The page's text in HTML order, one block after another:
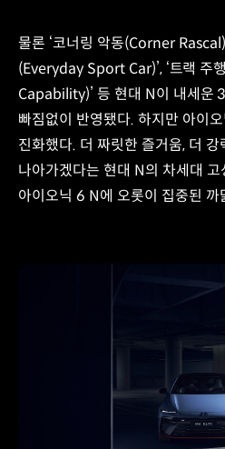
물론 ‘코너링 악동(Corner
(Everyday Sport Car)’, ‘트랙 주
Capability)’ 등 현대 N이 내세운
빠짐없이 반영됐다. 하지만 아이
진화했다. 더 짜릿한 즐거움, 더
나아가겠다는 현대 N의 차세대
아이오닉 6 N에 오롯이 집중된 까